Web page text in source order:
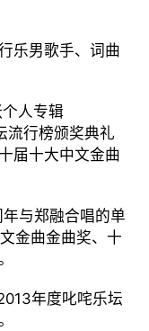
乐男歌手、词曲
人专辑
流行榜颁奖典礼
届十大中文金曲
与郑融合唱的单
金曲金曲奖、十
年度叱咤乐坛